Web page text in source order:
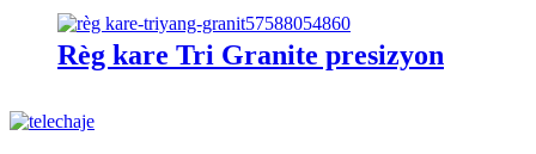
Règ kare Tri Granite presizyon